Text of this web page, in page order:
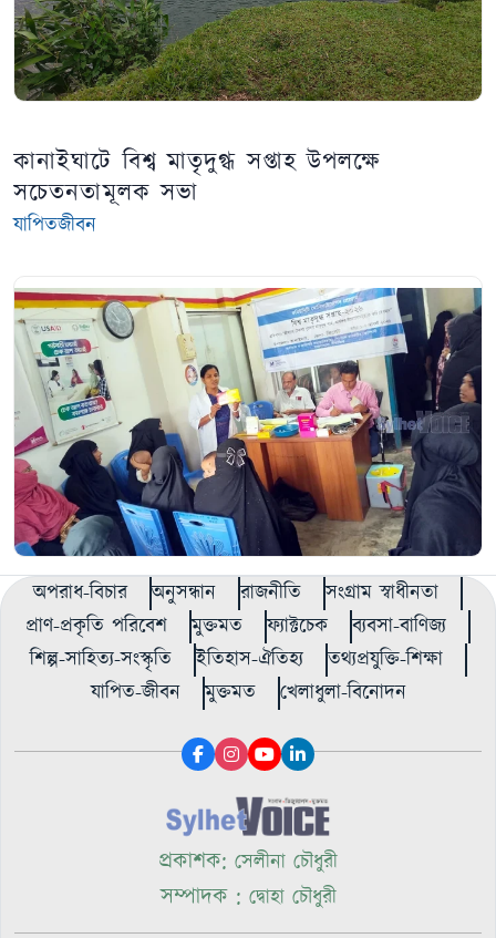
কানাইঘাটে বিশ্ব মাতৃদুগ্ধ সপ্তাহ উপলক্ষে
সচেতনতামূলক সভা
যাপিতজীবন
অপরাধ-বিচার অনুসন্ধান রাজনীতি
সংগ্রাম স্বাধীনতা
প্রাণ-প্রকৃতি পরিবেশ
মুক্তমত ফ্যাক্টচেক
ব্যবসা-বাণিজ্য
শিল্প-সাহিত্য-সংস্কৃতি
ইতিহাস-ঐতিহ্য
তথ্যপ্রযুক্তি-শিক্ষা
যাপিত-জীবন
মুক্তমত খেলাধুলা-বিনোদন
প্রকাশক: সেলীনা চৌধুরী
সম্পাদক : দ্বোহা চৌধুরী